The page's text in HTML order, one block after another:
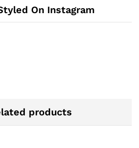
On Instagram
products